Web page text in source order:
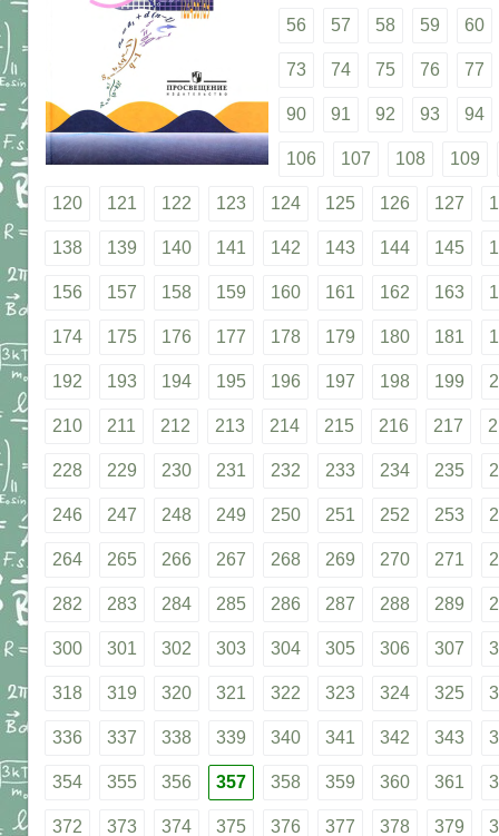
56 57 58 59 60
73 74 75 76 77
90 91 92 93 94
106 107 108 109
120 121 122 123 124 125 126 127
138 139 140 141 142 143 144 145
156 157 158 159 160 161 162 163
174 175 176 177 178 179 180 181
192 193 194 195 196 197 198 199
210 211 212 213 214 215 216 217
228 229 230 231 232 233 234 235
246 247 248 249 250 251 252 253
264 265 266 267 268 269 270 271
282 283 284 285 286 287 288 289
300 301 302 303 304 305 306 307
318 319 320 321 322 323 324 325
336 337 338 339 340 341 342 343
354 355 356 357 358 359 360 361
372 373 374 375 376 377 378 379